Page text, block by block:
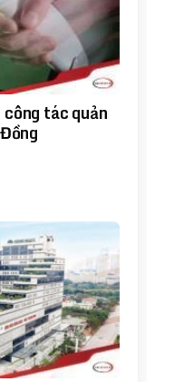
tác quản